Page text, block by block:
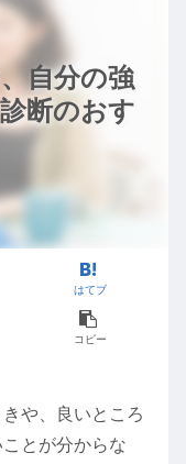
自分の強
断のおす
はてブ
コピー
や、良いところ
とが分からな